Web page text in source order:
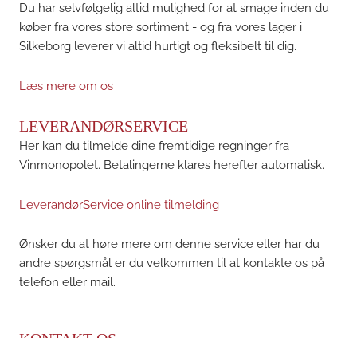
Du har selvfølgelig altid mulighed for at smage inden du
køber fra vores store sortiment - og fra vores lager i
Silkeborg leverer vi altid hurtigt og fleksibelt til dig.
Læs mere om os
LEVERANDØRSERVICE
Her kan du tilmelde dine fremtidige regninger fra
Vinmonopolet. Betalingerne klares herefter automatisk.
LeverandørService online tilmelding
Ønsker du at høre mere om denne service eller har du
andre spørgsmål er du velkommen til at kontakte os på
telefon eller mail.